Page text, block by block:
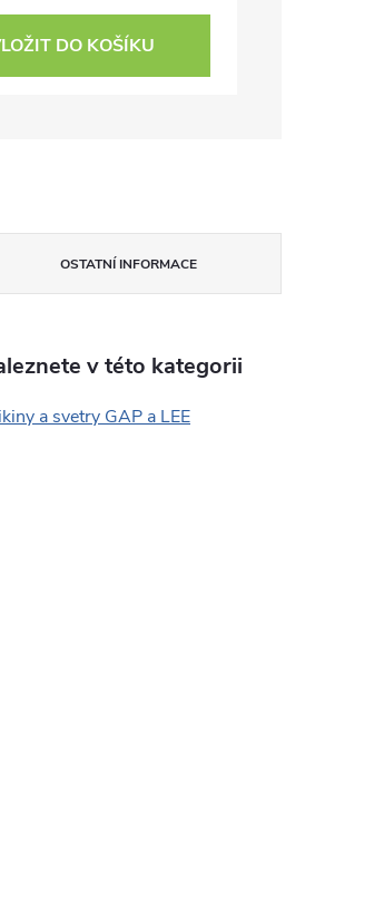
DO KOŠÍKU
OSTATNÍ INFORMACE
v této kategorii
a svetry GAP a LEE